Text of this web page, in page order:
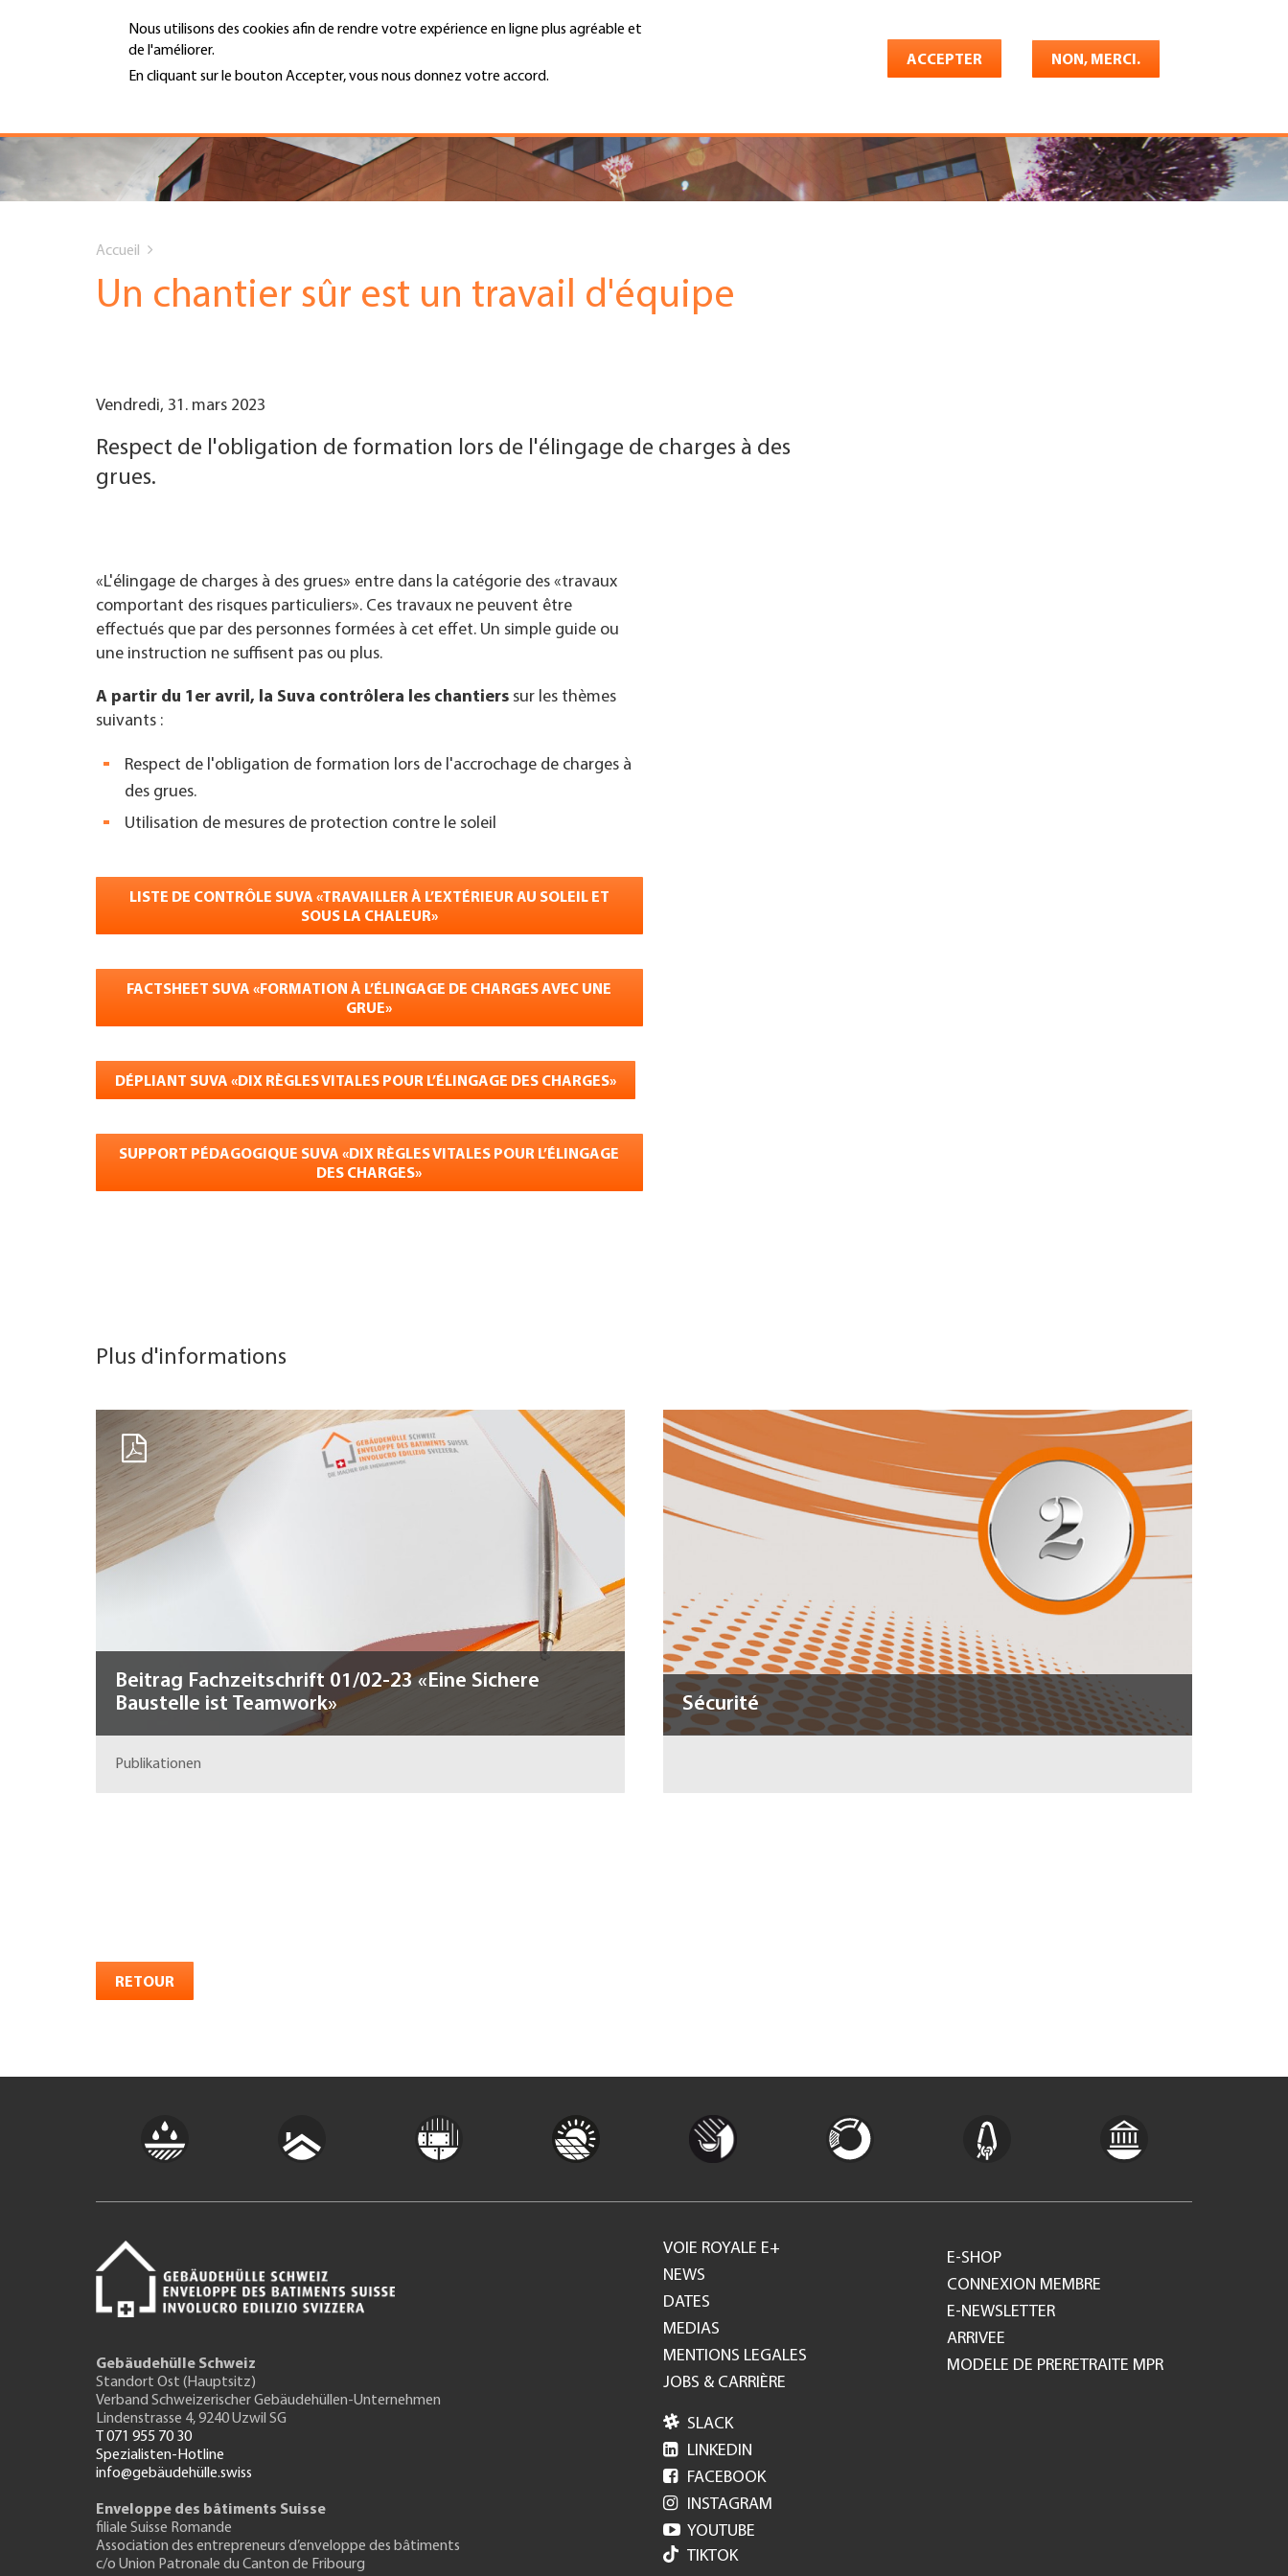
Nous utilisons des cookies afin de rendre votre expérience en ligne plus agréable et
de l'améliorer.
En cliquant sur le bouton Accepter, vous nous donnez votre accord.
ACCEPTER NON, MERCI.
Hauptnavigation
PORTRAIT
SERVICES
INFOTHÈQUE
JOBS & CARRIÈRE
TROUVER ENTREPRISE
MENU
Top
Menu
Shop Konto Français
are
Accueil
Un chantier sûr est un travail d'équipe
Vendredi, 31. mars 2023
Respect de l'obligation de formation lors de l'élingage de charges à des
grues.
«L'élingage de charges à des grues» entre dans la catégorie des «travaux
comportant des risques particuliers». Ces travaux ne peuvent être
effectués que par des personnes formées à cet effet. Un simple guide ou
une instruction ne suffisent pas ou plus.
A partir du 1er avril, la Suva contrôlera les chantiers sur les thèmes
suivants :
Respect de l'obligation de formation lors de l'accrochage de charges à
des grues.
Utilisation de mesures de protection contre le soleil
LISTE DE CONTRÔLE SUVA «TRAVAILLER À L’EXTÉRIEUR AU SOLEIL ET
SOUS LA CHALEUR»
FACTSHEET SUVA «FORMATION À L’ÉLINGAGE DE CHARGES AVEC UNE
GRUE»
DÉPLIANT SUVA «DIX RÈGLES VITALES POUR L’ÉLINGAGE DES CHARGES»
SUPPORT PÉDAGOGIQUE SUVA «DIX RÈGLES VITALES POUR L’ÉLINGAGE
DES CHARGES»
Plus d'informations
Beitrag Fachzeitschrift 01/02-23 «Eine Sichere
Baustelle ist Teamwork»
Publikationen
Sécurité
RETOUR
Gebäudehülle Schweiz
Standort Ost (Hauptsitz)
Verband Schweizerischer Gebäudehüllen-Unternehmen
Lindenstrasse 4, 9240 Uzwil SG
T 071 955 70 30
Spezialisten-Hotline
info@gebäudehülle.swiss
Enveloppe des bâtiments Suisse
filiale Suisse Romande
Association des entrepreneurs d’enveloppe des bâtiments
c/o Union Patronale du Canton de Fribourg
Footer
GH
VOIE ROYALE E+
NEWS
DATES
MEDIAS
MENTIONS LEGALES
JOBS & CARRIÈRE
E-SHOP
CONNEXION MEMBRE
E-NEWSLETTER
ARRIVEE
MODELE DE PRERETRAITE MPR
 SLACK
 LINKEDIN
 FACEBOOK
 INSTAGRAM
 YOUTUBE
TIKTOK